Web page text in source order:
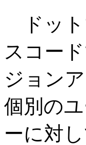
ドット
スコー
ジョン
個別の
ーに対